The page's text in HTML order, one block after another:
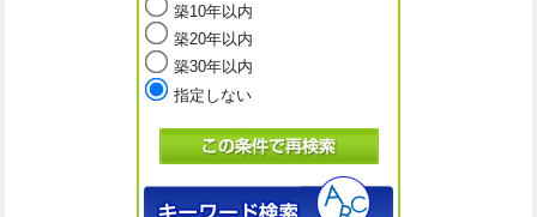
築10年以内
築20年以内
築30年以内
指定しない